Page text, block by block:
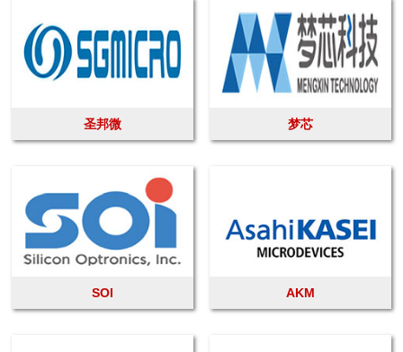
圣邦微 梦芯
SOI AKM